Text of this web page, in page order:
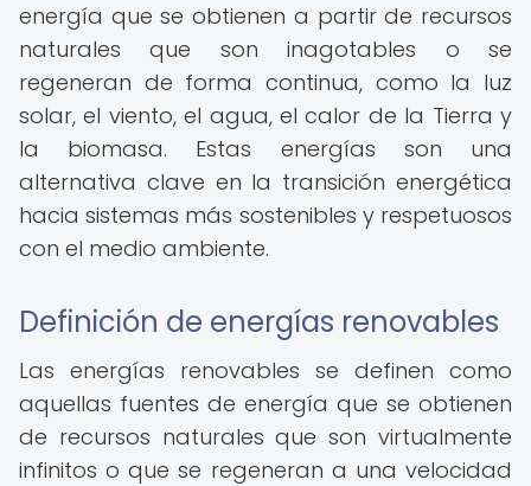
energía que se obtienen a partir de recursos
naturales que son inagotables o se
regeneran de forma continua, como la luz
solar, el viento, el agua, el calor de la Tierra y
la biomasa. Estas energías son una
alternativa clave en la transición energética
hacia sistemas más sostenibles y respetuosos
con el medio ambiente.
Definición de energías renovables
Las energías renovables se definen como
aquellas fuentes de energía que se obtienen
de recursos naturales que son virtualmente
infinitos o que se regeneran a una velocidad